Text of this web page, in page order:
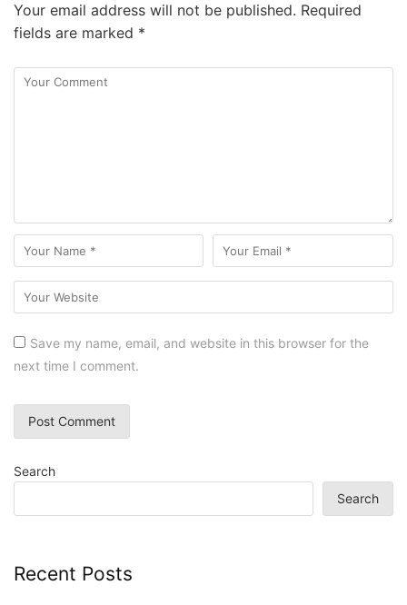
Your email address will not be published. Required
fields are marked *
Save my name, email, and website in this browser for the
next time I comment.
Search
Search
Recent Posts